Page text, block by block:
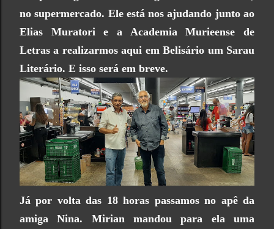
no supermercado. Ele está nos ajudando junto ao
Elias Muratori e a Academia Murieense de
Letras a realizarmos aqui em Belisário um Sarau
Literário. E isso será em breve.
Já por volta das 18 horas passamos no apê da
amiga Nina. Mirian mandou para ela uma